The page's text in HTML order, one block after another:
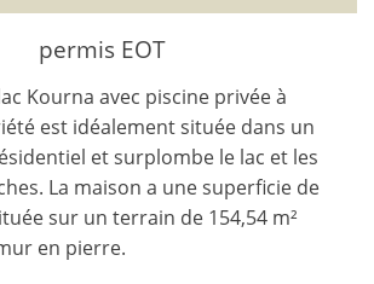
permis EOT
Kourna avec piscine privée à
est idéalement située dans un
et surplombe le lac et les
La maison a une superficie de
sur un terrain de 154,54 m²
en pierre.